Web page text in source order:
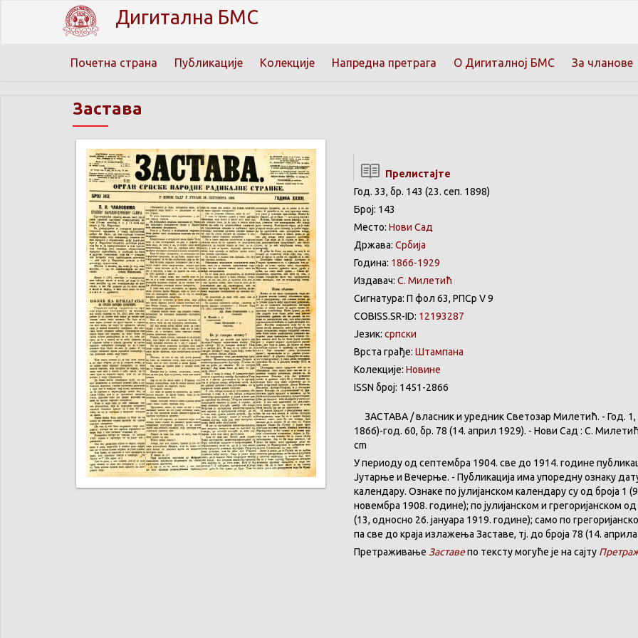
Дигитална БМС
Почетна страна Публикације Колекције Напредна претрага О Дигиталној БМС За чланове
Застава
Прелистајте
Год. 33, бр. 143 (23. сеп. 1898)
Број: 143
Место: Нови Сад
Држава: Србија
Година: 1866-1929
Издавач: С. Милетић
Сигнатура: П фол 63, РПСр V 9
COBISS.SR-ID: 12193287
Језик: српски
Врста грађе: Штампана
Колекције: Новине
ISSN број: 1451-2866
ЗАСТАВА /власники уредникСветозар Милетић. - Год. 1,
1866)-год. 60, бр. 78 (14. април 1929). - Нови Сад : С.
cm
Упериодуод септембра 1904. све до 1914. године
Јутарње и Вечерње. - Публикација има упореднуознаку
календару. Ознаке по јулијанском календару су од броја 1
новембра 1908. године); по јулијанском и грегоријанском
(13, односно 26. јануара 1919. године); само по
па све до краја излажења Заставе, тј. до броја 78 (14.
Претраживање Заставепо тексту могуће је на сајту